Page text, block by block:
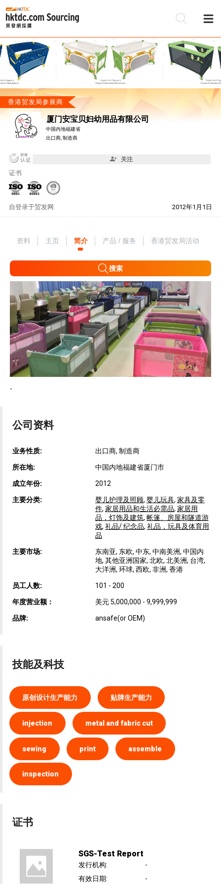
香港贸发局参展商
厦门安宝贝妇幼用品有限公司
中国内地福建省
出口商, 制造商
关注
证书
自 2012年1月1日
登录于贸发网
资料 主页 简介 产品 / 服务 香港贸发局活动
搜索
-
公司资料
业务性质: 出口商, 制造商
所在地: 中国内地福建省厦门市
成立年份: 2012
主要分类: 婴儿护理及照顾, 婴儿玩具, 家具及零
件, 家居用品和生活必需品, 家居用
品，灯饰及建筑, 帐篷、房屋和隧道游
戏, 礼品/ 纪念品, 礼品，玩具及体育用
品
主要市场:
东南亚, 东欧, 中东, 中南美洲, 中国内
地, 其他亚洲国家, 北欧, 北美洲, 台湾,
大洋洲, 环球, 西欧, 非洲, 香港
员工人数: 101 - 200
年度营业额： 美元 5,000,000 - 9,999,999
品牌: ansafe(or OEM)
技能及科技
原创设计生产能力 贴牌生产能力
injection metal and fabric cut
sewing print assemble
inspection
证书
SGS-Test Report
发行机构:
-
有效日期: -